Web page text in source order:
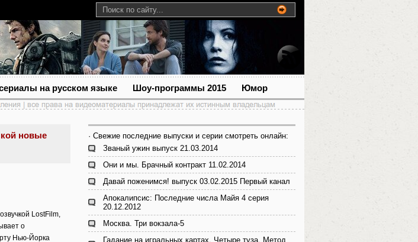
на русском языке Шоу-программы 2015 Юмор
новые
LostFilm,
о
Нью-Йорка
· Свежие последние выпуски и серии смотреть онлайн:
Званый ужин выпуск 21.03.2014
Они и мы. Брачный контракт 11.02.2014
Давай поженимся! выпуск 03.02.2015 Первый канал
Апокалипсис: Последние числа Майя 4 серия
20.12.2012
Москва. Три вокзала-5
Гадание на игральных картах. Четыре туза. Метод